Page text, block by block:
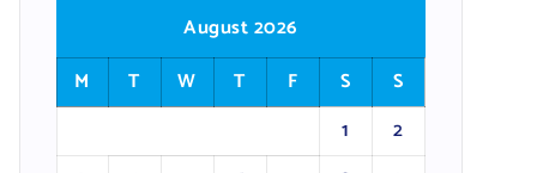
August 2026
M
T W T F S
S
1
2